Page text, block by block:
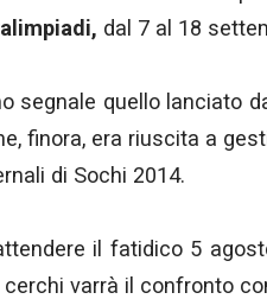
dal 7 al 18
segnale quello lanciato
finora, era riuscita a
di Sochi 2014.
il fatidico 5
varrà il confronto